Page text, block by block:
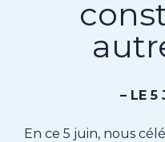
– LE 5
En ce 5 juin, nous